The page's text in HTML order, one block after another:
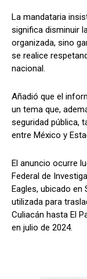
La mandataria
significa disminuir
organizada, sino
se realice
nacional.
Añadió que el
un tema que,
seguridad pública,
entre México y
El anuncio ocurre
Federal de
Eagles, ubicado en
utilizada para
Culiacán hasta El
en julio de 2024.